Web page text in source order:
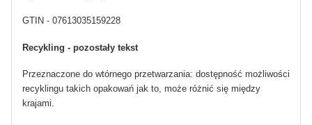
GTIN - 07613035159228
Recykling - pozostały tekst
Przeznaczone do wtórnego przetwarzania: dostępność możliwości
recyklingu takich opakowań jak to, może różnić się między
krajami.